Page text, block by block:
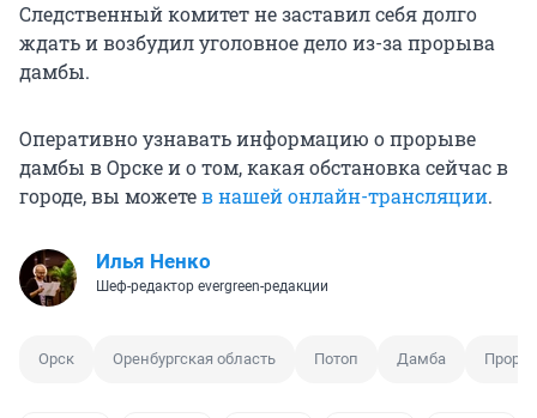
Следственный комитет не заставил себя долго
ждать и возбудил уголовное дело из-за прорыва
дамбы.
Оперативно узнавать информацию о прорыве
дамбы в Орске и о том, какая обстановка сейчас в
городе, вы можетев нашей онлайн-трансляции.
Илья Ненко
Шеф-редактор evergreen-редакции
Орск Оренбургская область Потоп Дамба